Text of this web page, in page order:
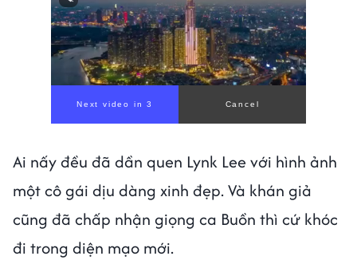
Ai nấy đều đã dần quen Lynk Lee với hình ảnh
một cô gái dịu dàng xinh đẹp. Và khán giả
cũng đã chấp nhận giọng ca Buồn thì cứ khóc
đi trong diện mạo mới.